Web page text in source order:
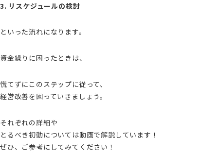
3. リスケジュールの検討
といった流れになります。
資金繰りに困ったときは、
慌てずにこのステップに従って、
経営改善を図っていきましょう。
それぞれの詳細や
とるべき初動については動画で解説しています！
ぜひ、ご参考にしてみてください！